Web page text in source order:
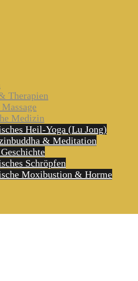
Therapien
Medizin
Heil-Yoga (Lu Jong)
& Meditation
Schröpfen
Moxibustion & Horme